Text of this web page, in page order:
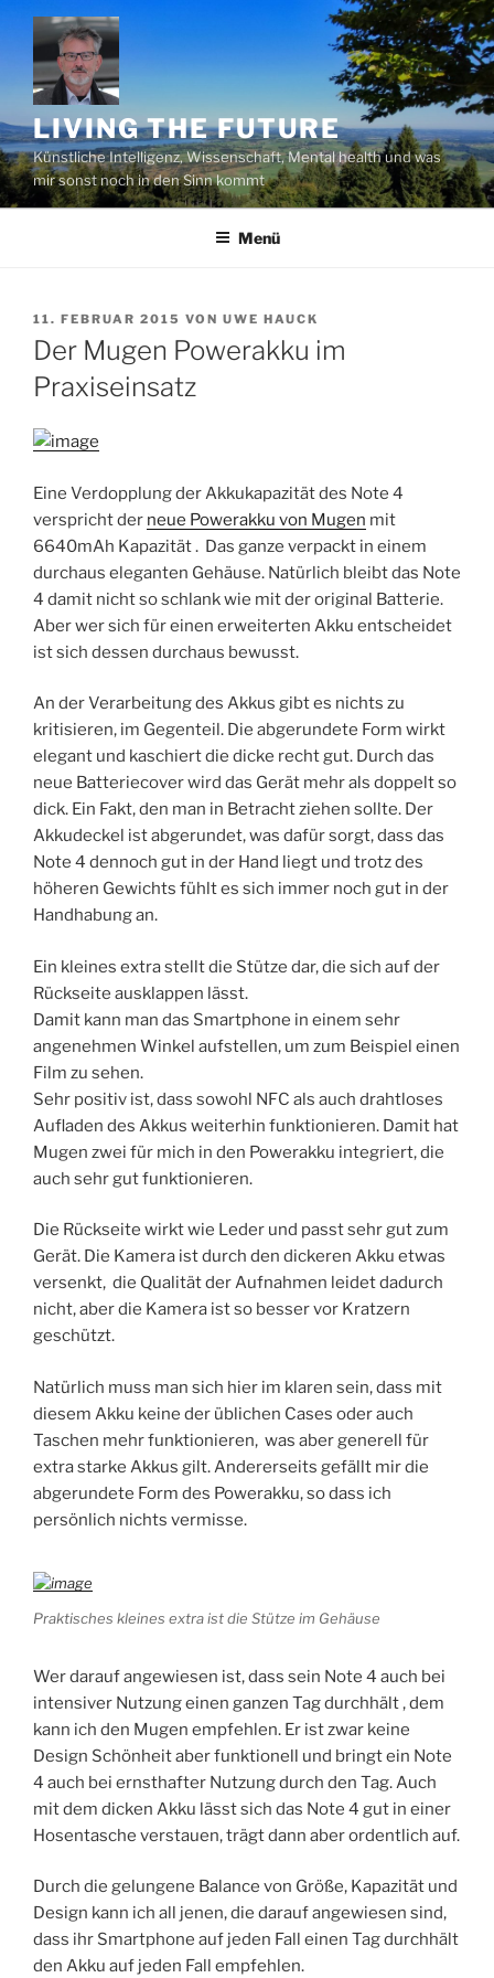
Zum
Inhalt
springen
LIVING THE FUTURE
Künstliche Intelligenz, Wissenschaft, Mental health und was
mir sonst noch in den Sinn kommt
Menü
VERÖFFENTLICHT
AM
11. FEBRUAR 2015 VON UWE HAUCK
Der Mugen Powerakku im
Praxiseinsatz
Eine Verdopplung der Akkukapazität des Note 4
verspricht der neue Powerakku von Mugen mit
6640mAh Kapazität . Das ganze verpackt in einem
durchaus eleganten Gehäuse. Natürlich bleibt das Note
4 damit nicht so schlank wie mit der original Batterie.
Aber wer sich für einen erweiterten Akku entscheidet
ist sich dessen durchaus bewusst.
An der Verarbeitung des Akkus gibt es nichts zu
kritisieren, im Gegenteil. Die abgerundete Form wirkt
elegant und kaschiert die dicke recht gut. Durch das
neue Batteriecover wird das Gerät mehr als doppelt so
dick. Ein Fakt, den man in Betracht ziehen sollte. Der
Akkudeckel ist abgerundet, was dafür sorgt, dass das
Note 4 dennoch gut in der Hand liegt und trotz des
höheren Gewichts fühlt es sich immer noch gut in der
Handhabung an.
Ein kleines extra stellt die Stütze dar, die sich auf der
Rückseite ausklappen lässt.
Damit kann man das Smartphone in einem sehr
angenehmen Winkel aufstellen, um zum Beispiel einen
Film zu sehen.
Sehr positiv ist, dass sowohl NFC als auch drahtloses
Aufladen des Akkus weiterhin funktionieren. Damit hat
Mugen zwei für mich in den Powerakku integriert, die
auch sehr gut funktionieren.
Die Rückseite wirkt wie Leder und passt sehr gut zum
Gerät. Die Kamera ist durch den dickeren Akku etwas
versenkt, die Qualität der Aufnahmen leidet dadurch
nicht, aber die Kamera ist so besser vor Kratzern
geschützt.
Natürlich muss man sich hier im klaren sein, dass mit
diesem Akku keine der üblichen Cases oder auch
Taschen mehr funktionieren, was aber generell für
extra starke Akkus gilt. Andererseits gefällt mir die
abgerundete Form des Powerakku, so dass ich
persönlich nichts vermisse.
Praktisches kleines extra ist die Stütze im Gehäuse
Wer darauf angewiesen ist, dass sein Note 4 auch bei
intensiver Nutzung einen ganzen Tag durchhält , dem
kann ich den Mugen empfehlen. Er ist zwar keine
Design Schönheit aber funktionell und bringt ein Note
4 auch bei ernsthafter Nutzung durch den Tag. Auch
mit dem dicken Akku lässt sich das Note 4 gut in einer
Hosentasche verstauen, trägt dann aber ordentlich auf.
Durch die gelungene Balance von Größe, Kapazität und
Design kann ich all jenen, die darauf angewiesen sind,
dass ihr Smartphone auf jeden Fall einen Tag durchhält
den Akku auf jeden Fall empfehlen.